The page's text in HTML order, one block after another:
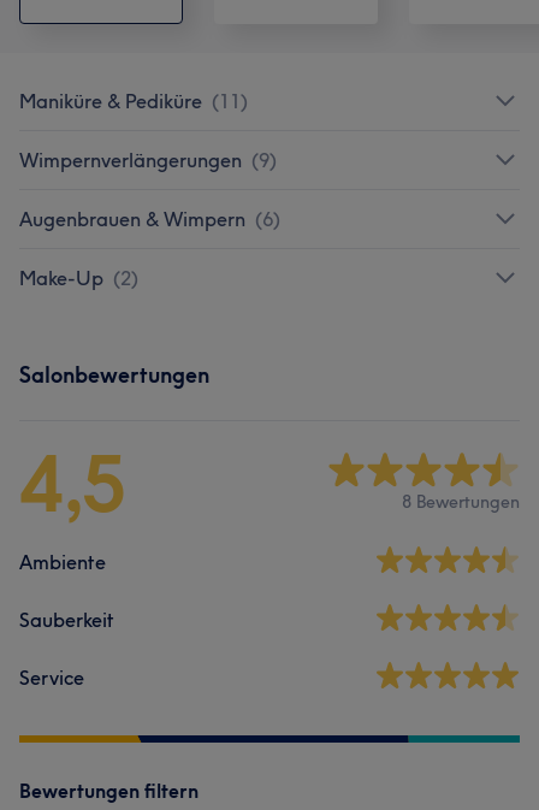
Maniküre & Pediküre (11)
Wimpernverlängerungen (9)
Augenbrauen & Wimpern (6)
Make-Up (2)
Salonbewertungen
4,5 8 Bewertungen
Ambiente
Sauberkeit
Service
Bewertungen filtern